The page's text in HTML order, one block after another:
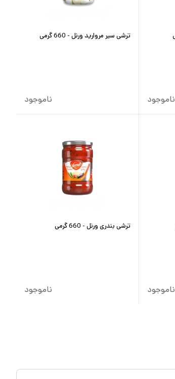
ناموجود
ترشی سیر مروارید ورنل - 660 گرمی
ناموجود
ناموجود
ترشی بندری ورنل - 660 گرمی
ناموجود